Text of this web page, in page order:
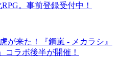
。事前登録受付中！
が来た！『鋼嵐 - メカラシ』
コラボ後半が開催！